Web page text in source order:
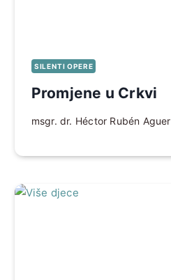
SILENTI OPERE
Promjene u Crkvi
msgr. dr. Héctor Rubén Aguer